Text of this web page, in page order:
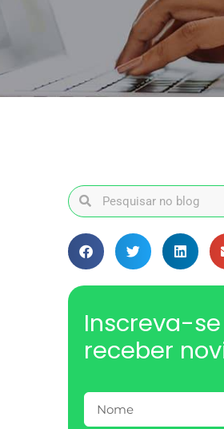
Inscreva-
receber